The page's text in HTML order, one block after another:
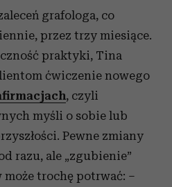
grafologa, co
przez trzy miesiące.
praktyki, Tina
ćwiczenie nowego
, czyli
myśli o sobie lub
Pewne zmiany
razu, ale „zgubienie”
trochę potrwać: –